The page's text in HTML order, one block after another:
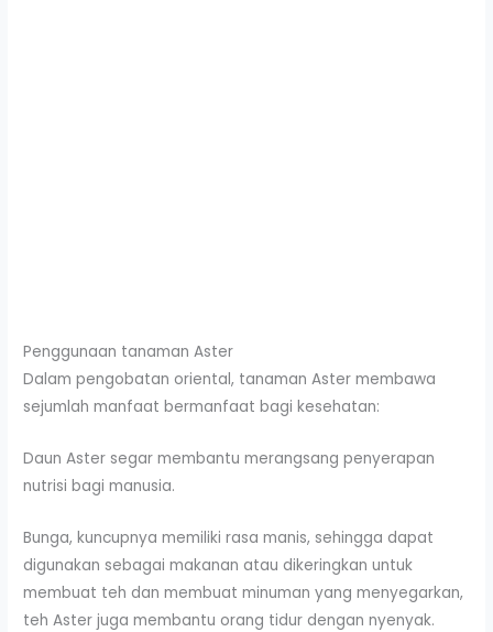
Penggunaan tanaman Aster
Dalam pengobatan oriental, tanaman Aster membawa
sejumlah manfaat bermanfaat bagi kesehatan:
Daun Aster segar membantu merangsang penyerapan
nutrisi bagi manusia.
Bunga, kuncupnya memiliki rasa manis, sehingga dapat
digunakan sebagai makanan atau dikeringkan untuk
membuat teh dan membuat minuman yang menyegarkan,
teh Aster juga membantu orang tidur dengan nyenyak.